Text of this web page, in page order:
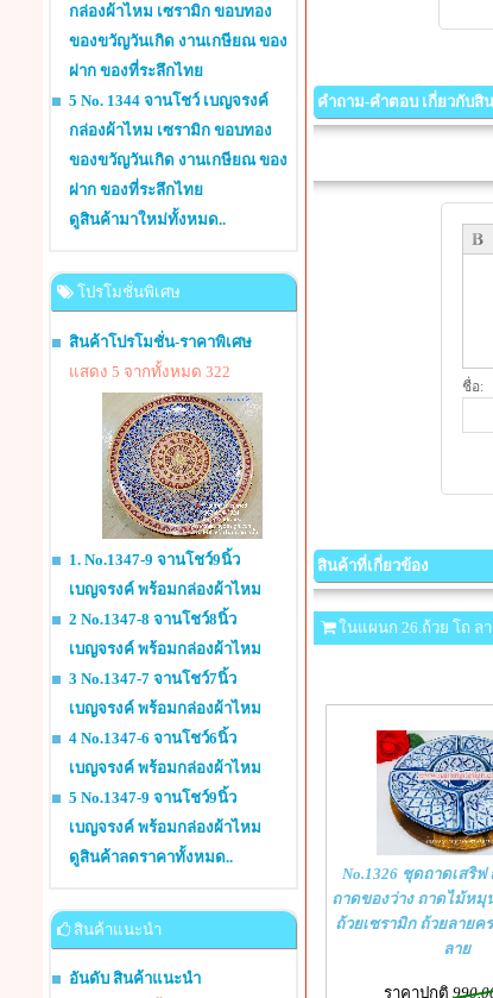
กล่องผ้าไหม เซรามิก ขอบทอง
ของขวัญวันเกิด งานเกษียณ ของ
ฝาก ของที่ระลึกไทย
5 No. 1344 จานโชว์ เบญจรงค์
กล่องผ้าไหม เซรามิก ขอบทอง
ของขวัญวันเกิด งานเกษียณ ของ
ฝาก ของที่ระลึกไทย
ดูสินค้ามาใหม่ทั้งหมด..
โปรโมชั่นพิเศษ
สินค้าโปรโมชั่น-ราคาพิเศษ
แสดง 5 จากทั้งหมด 322
1. No.1347-9 จานโชว์9นิ้ว
เบญจรงค์ พร้อมกล่องผ้าไหม
2 No.1347-8 จานโชว์8นิ้ว
เบญจรงค์ พร้อมกล่องผ้าไหม
3 No.1347-7 จานโชว์7นิ้ว
เบญจรงค์ พร้อมกล่องผ้าไหม
4 No.1347-6 จานโชว์6นิ้ว
เบญจรงค์ พร้อมกล่องผ้าไหม
5 No.1347-9 จานโชว์9นิ้ว
เบญจรงค์ พร้อมกล่องผ้าไหม
ดูสินค้าลดราคาทั้งหมด..
สินค้าแนะนำ
อันดับ สินค้าแนะนำ
คำถาม-คำตอบ เกี่ยวกับสิ
ชื่อ:
สินค้าที่เกี่ยวข้อง
ในแผนก 26.ถ้วย โถ ล
No.1326 ชุดถาดเสริฟ
ถาดของว่าง ถาดไม้หมุ
ถ้วยเซรามิก ถ้วยลายค
ลาย
ราคาปกติ